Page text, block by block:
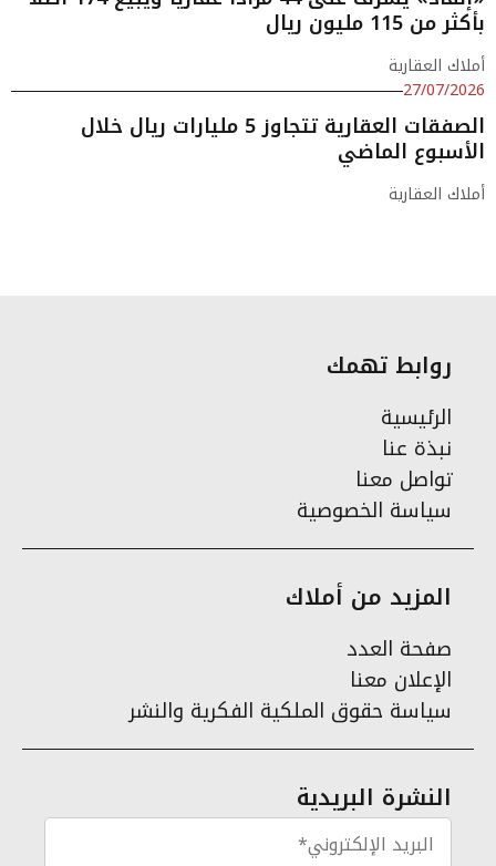
بأكثر من 115 مليون ريال
أملاك العقارية
27/07/2026
الصفقات العقارية تتجاوز 5 مليارات ريال خلال
الأسبوع الماضي
أملاك العقارية
روابط تهمك
الرئيسية
نبذة عنا
تواصل معنا
سياسة الخصوصية
المزيد من أملاك
صفحة العدد
الإعلان معنا
سياسة حقوق الملكية الفكرية والنشر
النشرة البريدية